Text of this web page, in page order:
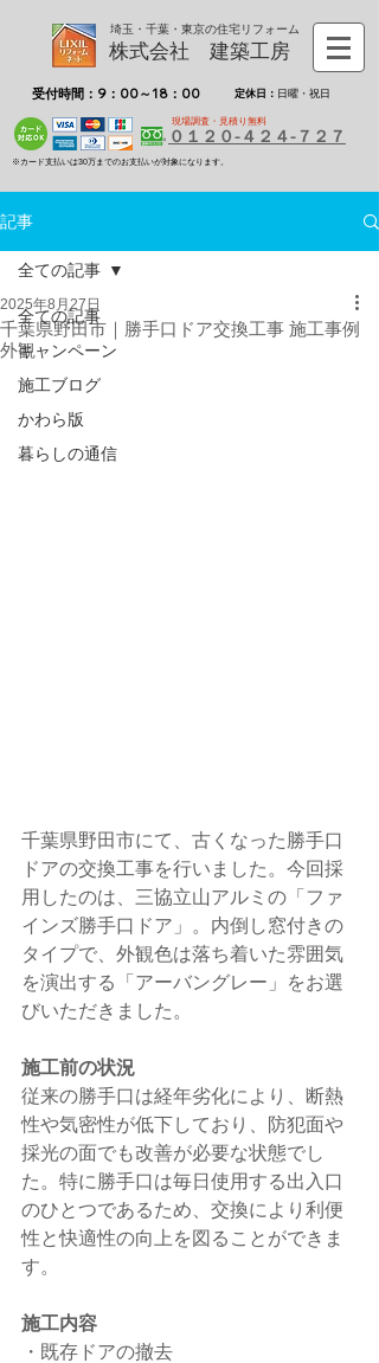
埼玉・千葉・東京の住宅リフォーム
株式会社 建築工房
受付時間：9：00～18：00 定休日： 日曜・祝日
現場調査・見積り無料
０１２０-４２４-７２７
※カード支払いは30万までのお支払いが対象になります。
記事
全ての記事
キャンペーン
施工ブログ
かわら版
暮らしの通信
全ての記事
千葉県野田市｜勝手口ドア交換工事 施工事例
外観
2025年8月27日
千葉県野田市にて、古くなった勝手口
ドアの交換工事を行いました。今回採
用したのは、三協立山アルミの「ファ
インズ勝手口ドア」。内倒し窓付きの
タイプで、外観色は落ち着いた雰囲気
を演出する「アーバングレー」をお選
びいただきました。
施工前の状況
従来の勝手口は経年劣化により、断熱
性や気密性が低下しており、防犯面や
採光の面でも改善が必要な状態でし
た。特に勝手口は毎日使用する出入口
のひとつであるため、交換により利便
性と快適性の向上を図ることができま
す。
施工内容
・既存ドアの撤去